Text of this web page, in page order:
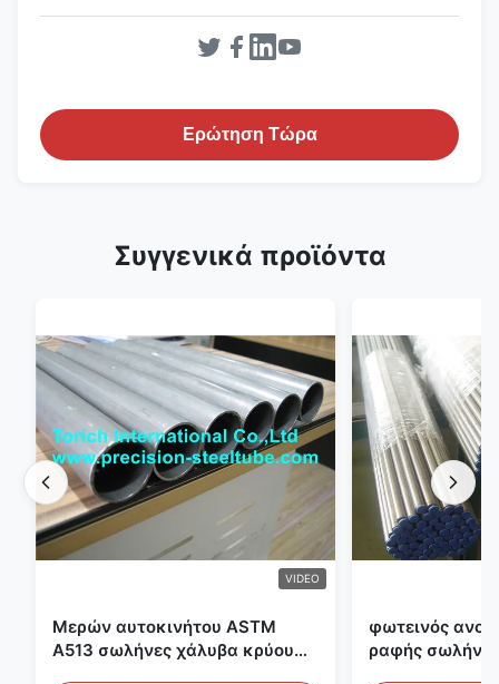
Ερώτηση Τώρα
Συγγενικά προϊόντα
VIDEO
Μερών αυτοκινήτου ASTM
A513 σωλήνες χάλυβα κρύου
φωτεινός
ραφής